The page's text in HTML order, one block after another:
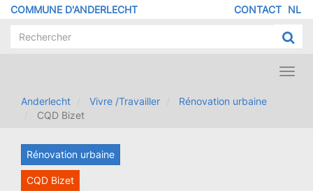
Aller
contenu
COMMUNE D'ANDERLECHT NL
DE
CONTACT
Anderlecht
Vivre /Travailler
Rénovation urbaine
CQD Bizet
Rénovation urbaine
CQD Bizet